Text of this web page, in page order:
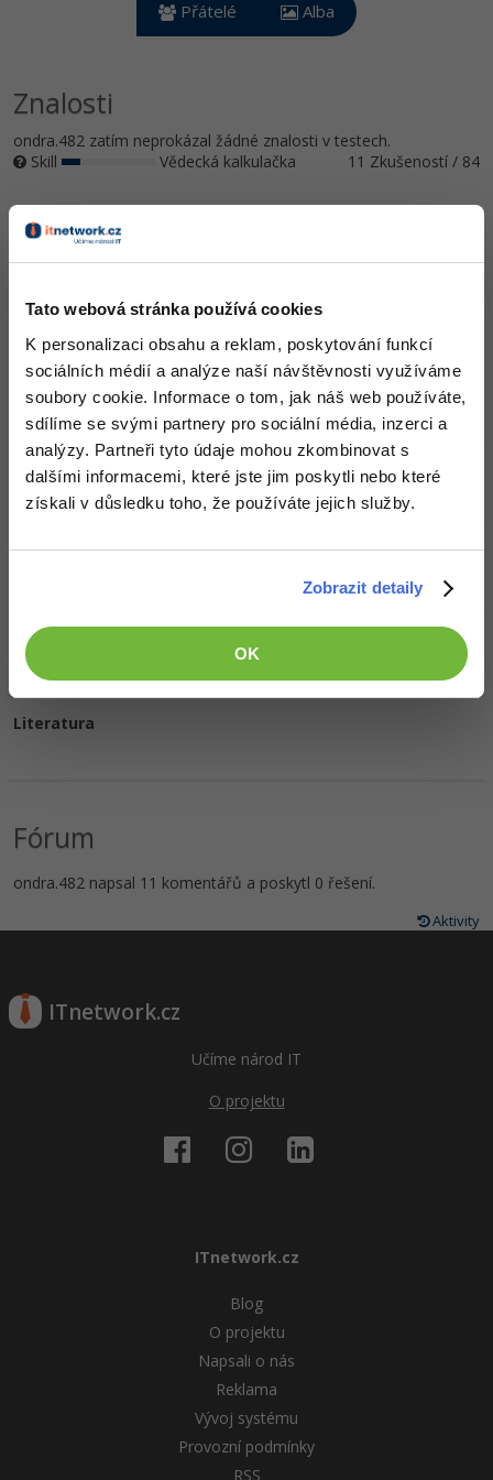
Tato webová stránka používá cookies
K personalizaci obsahu a reklam, poskytování funkcí
sociálních médií a analýze naší návštěvnosti využíváme
soubory cookie. Informace o tom, jak náš web používáte,
sdílíme se svými partnery pro sociální média, inzerci a
analýzy. Partneři tyto údaje mohou zkombinovat s
dalšími informacemi, které jste jim poskytli nebo které
získali v důsledku toho, že používáte jejich služby.
Zobrazit detaily
OK
Copywriter
WordPress specialista
SEO specialista
Algoritmy -41%
Umělá inteligence (AI)
Pro děti
Fórum
Windows
Linux
Sítě
Elektronický podpis
Fórum
Přátelé Alba
Znalosti
ondra.482 zatím neprokázal žádné znalosti v testech.
Skill
Vědecká kalkulačka 11 Zkušeností / 84
Ocenění
ondra.482 zatím nezískal žádná ocenění.
Doplňující informace
Oblíbené IDE, Editor
HW sestava
Oblíbené filmy/seriály
Oblíbená hudba
Literatura
Fórum
ondra.482 napsal 11 komentářů a poskytl 0 řešení.
Aktivity
ITnetwork.cz
Učíme národ IT
O projektu
ITnetwork.cz
Blog
O projektu
Napsali o nás
Reklama
Vývoj systému
Provozní podmínky
RSS